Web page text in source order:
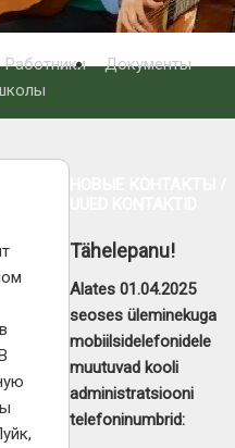
Работники
Документы
Tähelepanu!
Alates 01.04.2025
seoses üleminekuga
mobiilsidelefonidele
muutuvad kooli
administratsiooni
telefoninumbrid: